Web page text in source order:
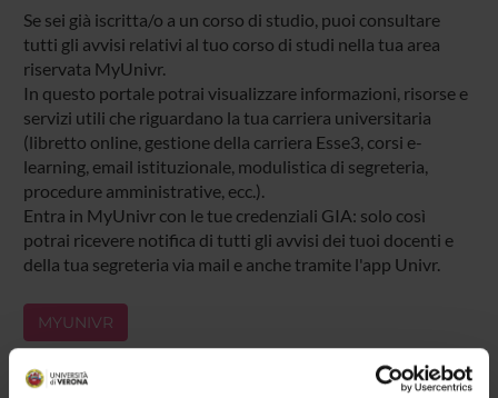
Se sei già iscritta/o a un corso di studio, puoi consultare
tutti gli avvisi relativi al tuo corso di studi nella tua area
riservata MyUnivr.
In questo portale potrai visualizzare informazioni, risorse e
servizi utili che riguardano la tua carriera universitaria
(libretto online, gestione della carriera Esse3, corsi e-
learning, email istituzionale, modulistica di segreteria,
procedure amministrative, ecc.).
Entra in MyUnivr con le tue credenziali GIA: solo così
potrai ricevere notifica di tutti gli avvisi dei tuoi docenti e
della tua segreteria via mail e anche tramite l'app Univr.
MYUNIVR